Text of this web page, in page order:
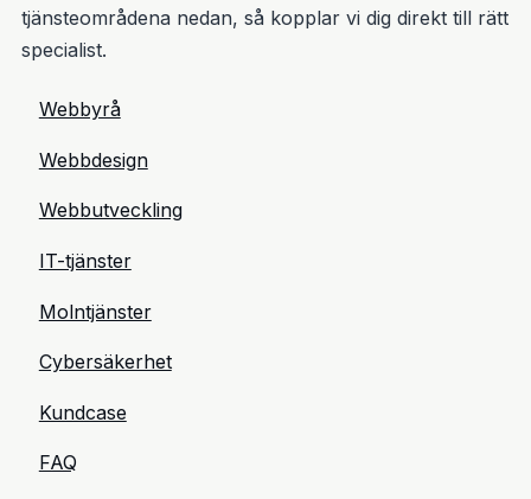
tjänsteområdena nedan, så kopplar vi dig direkt till rätt
specialist.
Webbyrå
Webbdesign
Webbutveckling
IT-tjänster
Molntjänster
Cybersäkerhet
Kundcase
FAQ